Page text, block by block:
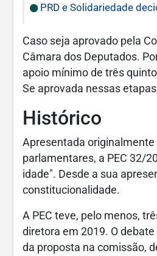
PRD e Solidariedade
Caso seja aprovado pela
Câmara dos Deputados.
apoio mínimo de três
Se aprovada nessas
Histórico
Apresentada originalmente
parlamentares, a PEC 32/
idade". Desde a sua
constitucionalidade.
A PEC teve, pelo menos,
diretora em 2019. O
da proposta na comissão,